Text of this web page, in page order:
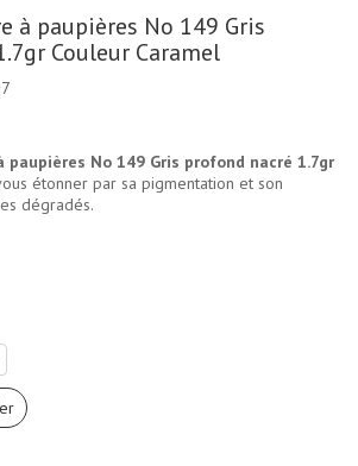
à paupières No 149 Gris
Couleur Caramel
paupières No 149 Gris profond nacré 1.7gr
étonner par sa pigmentation et son
dégradés.